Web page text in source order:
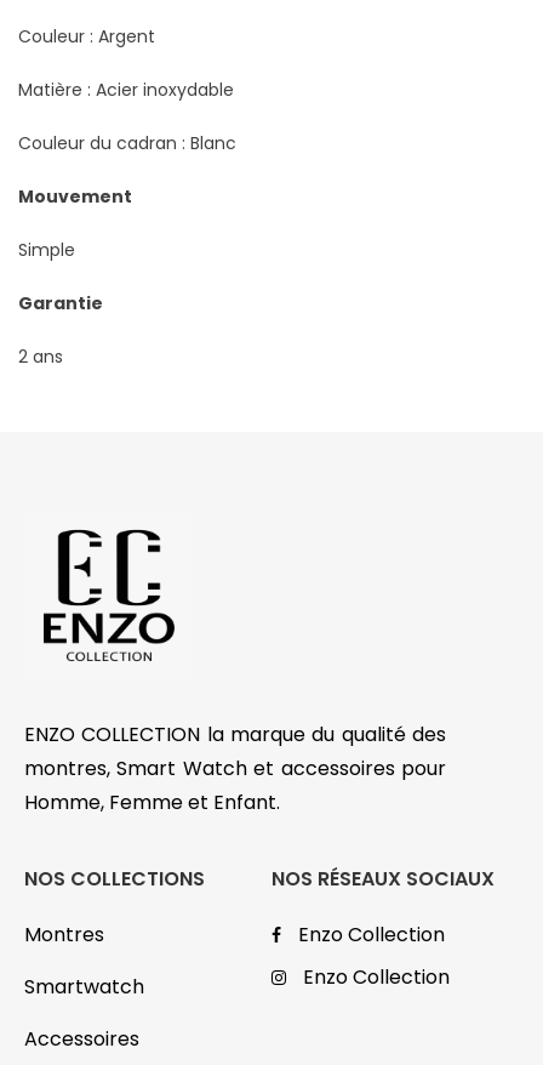
Couleur : Argent
Matière : Acier inoxydable
Couleur du cadran : Blanc
Mouvement
Simple
Garantie
2 ans
ENZO COLLECTION la marque du qualité des
montres, Smart Watch et accessoires pour
Homme, Femme et Enfant.
NOS COLLECTIONS
Montres
Smartwatch
Accessoires
NOS RÉSEAUX SOCIAUX
Enzo Collection
Enzo Collection